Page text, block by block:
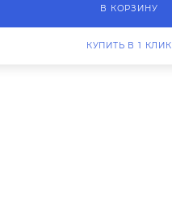
В КОРЗИНУ
КУПИТЬ В 1 КЛИК